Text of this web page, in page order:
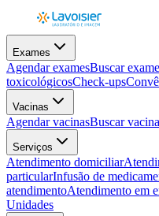
Exames
Agendar examesBuscar
toxicológicosCheck-ups
Vacinas
Agendar vacinasBuscar
Serviços
Atendimento domiciliar
particularInfusão de
atendimentoAtendimento em
Unidades